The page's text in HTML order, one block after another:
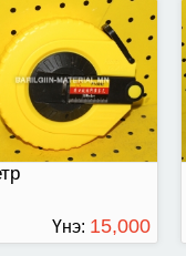
Үнэ: 15,000